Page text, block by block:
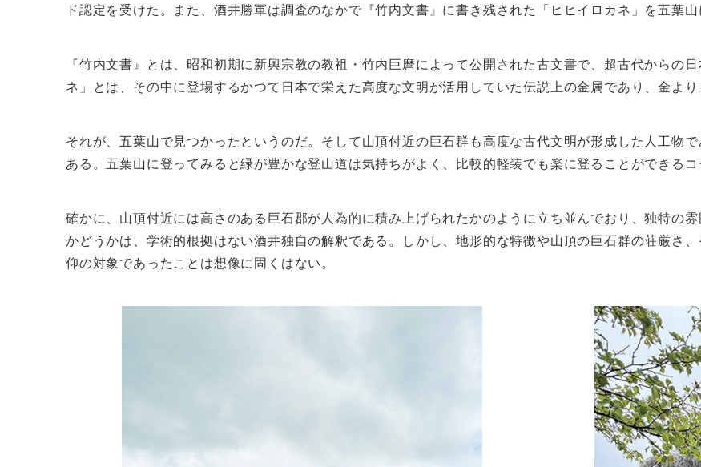
ド認定を受けた。また、酒井勝軍は調査のなかで『竹内文書』に書き残された「ヒヒイロカネ」を五葉山
『竹内文書』とは、昭和初期に新興宗教の教祖・竹内巨麿によって公開された古文書で、超古代からの
ネ」とは、その中に登場するかつて日本で栄えた高度な文明が活用していた伝説上の金属であり、金よ
それが、五葉山で見つかったというのだ。そして山頂付近の巨石群も高度な古代文明が形成した人工物
ある。五葉山に登ってみると緑が豊かな登山道は気持ちがよく、比較的軽装でも楽に登ることができるコ
確かに、山頂付近には高さのある巨石郡が人為的に積み上げられたかのように立ち並んでおり、独特の
かどうかは、学術的根拠はない酒井独自の解釈である。しかし、地形的な特徴や山頂の巨石群の荘厳さ
仰の対象であったことは想像に固くはない。